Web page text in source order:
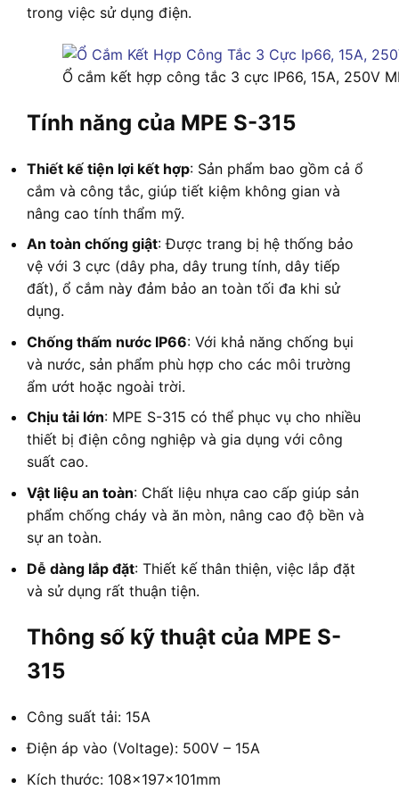
trong việc sử dụng điện.
Ổ cắm kết hợp công tắc 3 cực IP66, 15A, 250V
Tính năng của MPE S-315
Thiết kế tiện lợi kết hợp: Sản phẩm bao gồm cả ổ
cắm và công tắc, giúp tiết kiệm không gian và
nâng cao tính thẩm mỹ.
An toàn chống giật: Được trang bị hệ thống bảo
vệ với 3 cực (dây pha, dây trung tính, dây tiếp
đất), ổ cắm này đảm bảo an toàn tối đa khi sử
dụng.
Chống thấm nước IP66: Với khả năng chống bụi
và nước, sản phẩm phù hợp cho các môi trường
ẩm ướt hoặc ngoài trời.
Chịu tải lớn: MPE S-315 có thể phục vụ cho nhiều
thiết bị điện công nghiệp và gia dụng với công
suất cao.
Vật liệu an toàn: Chất liệu nhựa cao cấp giúp sản
phẩm chống cháy và ăn mòn, nâng cao độ bền và
sự an toàn.
Dễ dàng lắp đặt: Thiết kế thân thiện, việc lắp đặt
và sử dụng rất thuận tiện.
Thông số kỹ thuật của MPE S-
315
Công suất tải: 15A
Điện áp vào (Voltage): 500V – 15A
Kích thước: 108x197x101mm